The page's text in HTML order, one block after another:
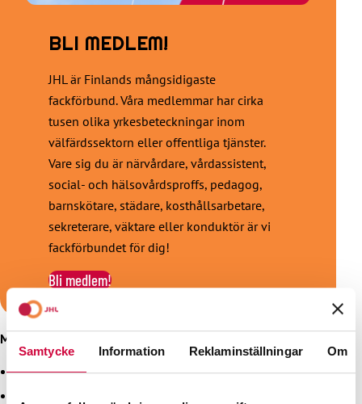
Samtycke Information Reklaminställningar Om
BLI MEDLEM!
JHL är Finlands mångsidigaste
fackförbund. Våra medlemmar har cirka
tusen olika yrkesbeteckningar inom
välfärdssektorn eller offentliga tjänster.
Vare sig du är närvårdare, vårdassistent,
social- och hälsovårdsproffs, pedagog,
barnskötare, städare, kosthållsarbetare,
sekreterare, väktare eller konduktör är vi
fackförbundet för dig!
Bli medlem!
Mer information:
Avtalsexpert Timo Hannula 050 5212 878